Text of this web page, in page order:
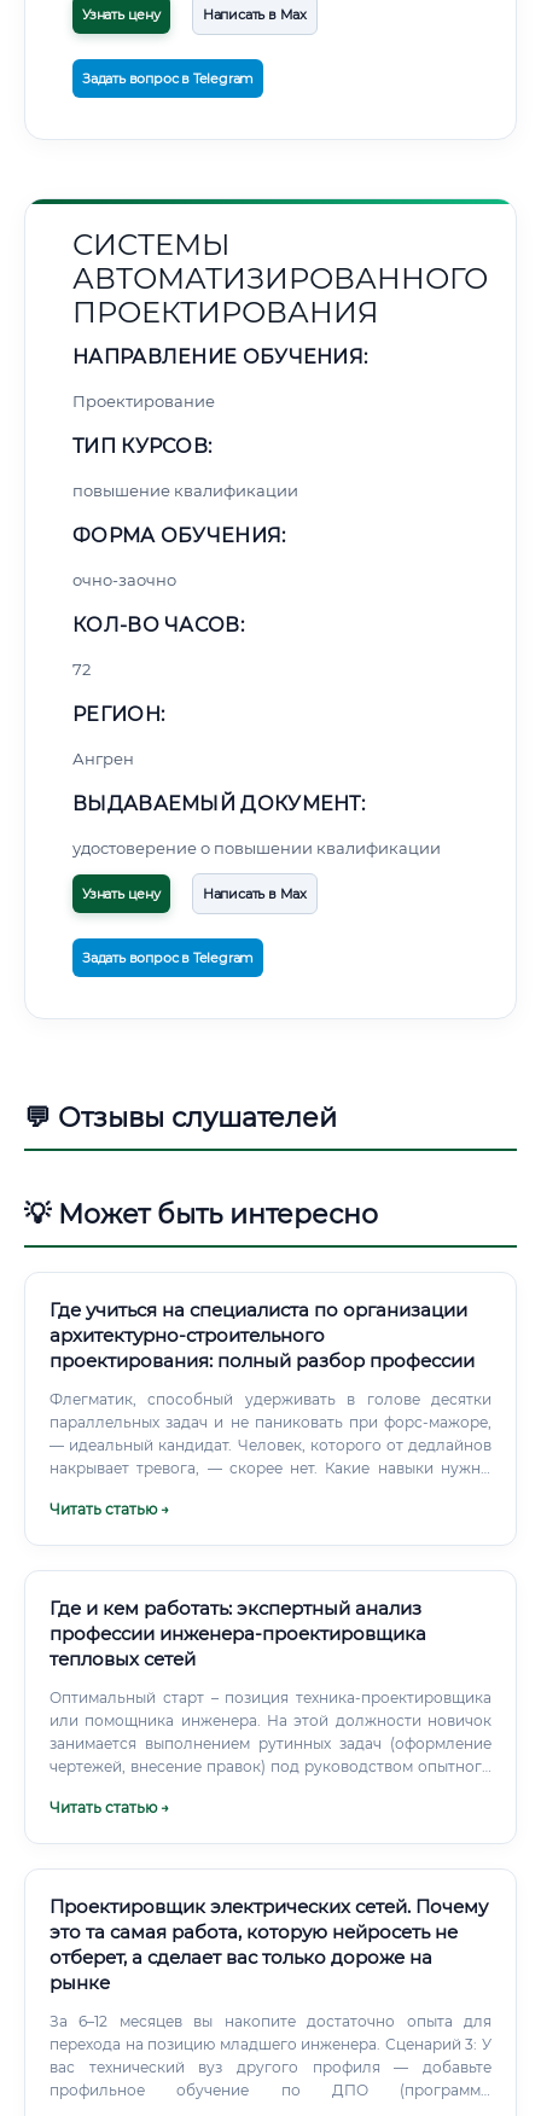
Узнать цену Написать в Max
Задать вопрос в Telegram
СИСТЕМЫ
АВТОМАТИЗИРОВАННОГО
ПРОЕКТИРОВАНИЯ
НАПРАВЛЕНИЕ ОБУЧЕНИЯ:
Проектирование
ТИП КУРСОВ:
повышение квалификации
ФОРМА ОБУЧЕНИЯ:
очно-заочно
КОЛ-ВО ЧАСОВ:
72
РЕГИОН:
Ангрен
ВЫДАВАЕМЫЙ ДОКУМЕНТ:
удостоверение о повышении квалификации
Узнать цену Написать в Max
Задать вопрос в Telegram
💬 Отзывы слушателей
💡 Может быть интересно
Где учиться на специалиста по организации
архитектурно-строительного
проектирования: полный разбор профессии
Флегматик, способный удерживать в голове десятки
параллельных задач и не паниковать при форс-мажоре,
— идеальный кандидат. Человек, которого от дедлайнов
накрывает тревога, — скорее нет. Какие навыки нужны
Читать статью →
Где и кем работать: экспертный анализ
профессии инженера-проектировщика
тепловых сетей
Оптимальный старт – позиция техника-проектировщика
или помощника инженера. На этой должности новичок
занимается выполнением рутинных задач (оформление
чертежей, внесение правок) под руководством опытного
и принятия решений. Многие компании охотно берут
Читать статью →
Проектировщик электрических сетей. Почему
это та самая работа, которую нейросеть не
отберет, а сделает вас только дороже на
рынке
За 6–12 месяцев вы накопите достаточно опыта для
перехода на позицию младшего инженера. Сценарий 3: У
вас технический вуз другого профиля — добавьте
профильное обучение по ДПО (программы